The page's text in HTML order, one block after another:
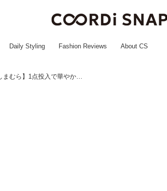
Daily Styling Fashion Reviews About CS
1,639円で着回し力バツグン！【しまむら】1点投入で華やか♡「楽ちんスカート」